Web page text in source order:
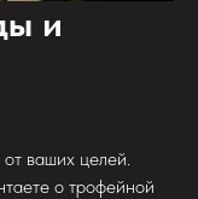
и
ваших целей.
о трофейной